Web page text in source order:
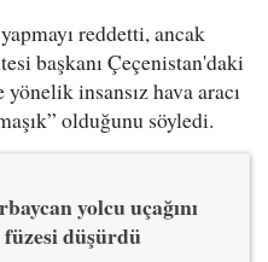
reddetti, ancak
başkanı Çeçenistan'daki
insansız hava aracı
olduğunu söyledi.
yolcu uçağını
füzesi düşürdü